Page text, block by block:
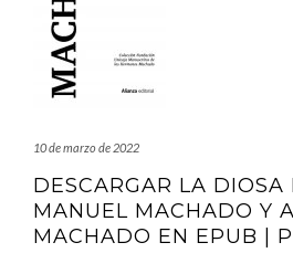
10 de marzo de 2022
DESCARGAR LA DIOSA
MANUEL MACHADO Y
MACHADO EN EPUB |